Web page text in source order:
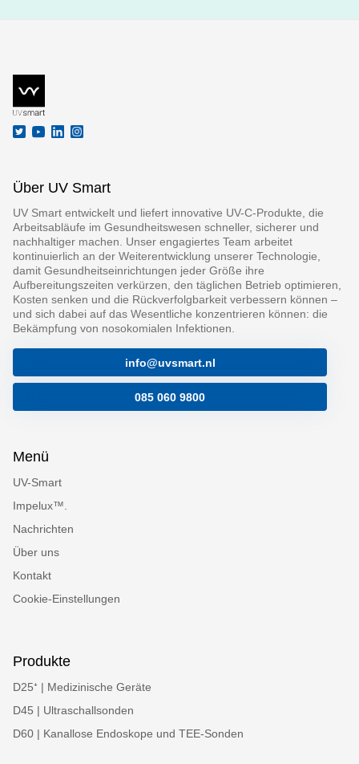
Über UV Smart
UV Smart entwickelt und liefert innovative UV-C-Produkte, die
Arbeitsabläufe im Gesundheitswesen schneller, sicherer und
nachhaltiger machen. Unser engagiertes Team arbeitet
kontinuierlich an der Weiterentwicklung unserer Technologie,
damit Gesundheitseinrichtungen jeder Größe ihre
Aufbereitungszeiten verkürzen, den täglichen Betrieb optimieren,
Kosten senken und die Rückverfolgbarkeit verbessern können –
und sich dabei auf das Wesentliche konzentrieren können: die
Bekämpfung von nosokomialen Infektionen.
info@uvsmart.nl
085 060 9800
Menü
UV-Smart
Impelux™.
Nachrichten
Über uns
Kontakt
Cookie-Einstellungen
Produkte
D25⁺ | Medizinische Geräte
D45 | Ultraschallsonden
D60 | Kanallose Endoskope und TEE-Sonden